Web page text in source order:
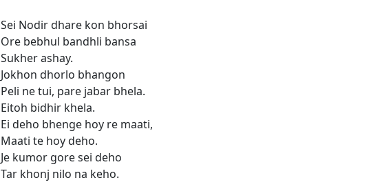
Sei Nodir dhare kon bhorsai
Ore bebhul bandhli bansa
Sukher ashay.
Jokhon dhorlo bhangon
Peli ne tui, pare jabar bhela.
Eitoh bidhir khela.
Ei deho bhenge hoy re maati,
Maati te hoy deho.
Je kumor gore sei deho
Tar khonj nilo na keho.